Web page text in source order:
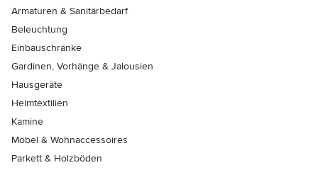
Armaturen & Sanitärbedarf
Beleuchtung
Einbauschränke
Gardinen, Vorhänge & Jalousien
Hausgeräte
Heimtextilien
Kamine
Möbel & Wohnaccessoires
Parkett & Holzböden